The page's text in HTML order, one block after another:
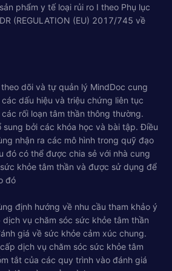
phẩm y tế loại rủi ro I theo Phụ lục
(REGULATION (EU) 2017/745 về
dõi và tự quản lý MindDoc cung
dấu hiệu và triệu chứng liên tục
rối loạn tâm thần thông thường.
sung bởi các khóa học và bài tập. Điều
nhận ra các mô hình trong quỹ đạo
đó có thể được chia sẻ với nhà cung
khỏe tâm thần và được sử dụng để
đó
định hướng về nhu cầu tham khảo ý
vụ chăm sóc sức khỏe tâm thần
giá về sức khỏe cảm xúc chung.
dịch vụ chăm sóc sức khỏe tâm
tắt của các quy trình vào đánh giá